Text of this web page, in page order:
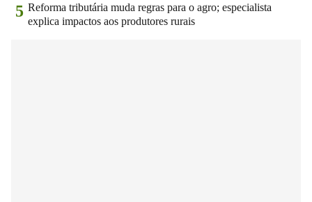
5 Reforma tributária muda regras para o agro; especialista
explica impactos aos produtores rurais